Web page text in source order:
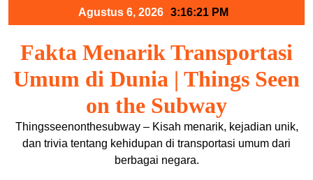
Agustus 6, 2026 3:16:21 PM
Fakta Menarik Transportasi
Umum di Dunia | Things Seen
on the Subway
Thingsseenonthesubway – Kisah menarik, kejadian unik,
dan trivia tentang kehidupan di transportasi umum dari
berbagai negara.